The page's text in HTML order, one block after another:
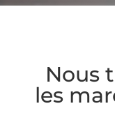
Nous
les